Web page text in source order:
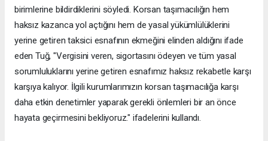
birimlerine bildirdiklerini söyledi. Korsan taşımacılığın hem
haksız kazanca yol açtığını hem de yasal yükümlülüklerini
yerine getiren taksici esnafının ekmeğini elinden aldığını ifade
eden Tuğ, "Vergisini veren, sigortasını ödeyen ve tüm yasal
sorumluluklarını yerine getiren esnafımız haksız rekabetle karşı
karşıya kalıyor. İlgili kurumlarımızın korsan taşımacılığa karşı
daha etkin denetimler yaparak gerekli önlemleri bir an önce
hayata geçirmesini bekliyoruz." ifadelerini kullandı.